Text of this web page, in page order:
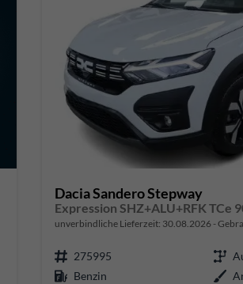
Dacia Sandero Stepway
Expression SHZ+ALU+RFK TCe
unverbindliche Lieferzeit: 30.08.2026
275995
Benzin